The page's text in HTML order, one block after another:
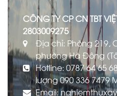
CÔNG TY CP CN TBT
2803009275
Địa chỉ: Phòng 219,
phường Hà Đông
Hotline: 0787 64 65
lượng 090 336 7479
Email: